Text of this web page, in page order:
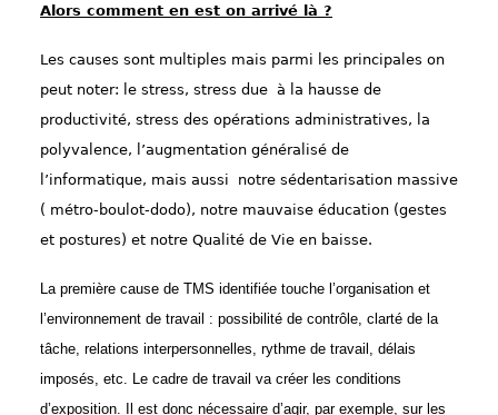
Alors comment en est on arrivé là ?
Les causes sont multiples mais parmi les principales on
peut noter: le stress, stress due à la hausse de
productivité, stress des opérations administratives, la
polyvalence, l’augmentation généralisé de
l’informatique, mais aussi notre sédentarisation massive
( métro-boulot-dodo), notre mauvaise éducation (gestes
et postures) et notre Qualité de Vie en baisse.
La première cause de TMS identifiée touche l’organisation et
l’environnement de travail : possibilité de contrôle, clarté de la
tâche, relations interpersonnelles, rythme de travail, délais
imposés, etc. Le cadre de travail va créer les conditions
d’exposition. Il est donc nécessaire d’agir, par exemple, sur les